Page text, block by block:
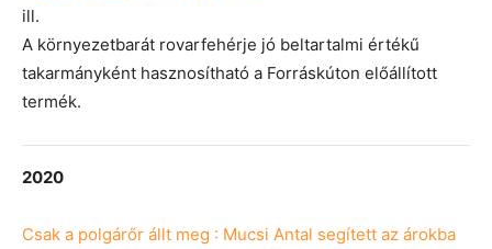
ill.
A környezetbarát rovarfehérje jó beltartalmi értékű
takarmányként hasznosítható a Forráskúton előállított
termék.
2020
Csak a polgárőr állt meg : Mucsi Antal segített az árokba